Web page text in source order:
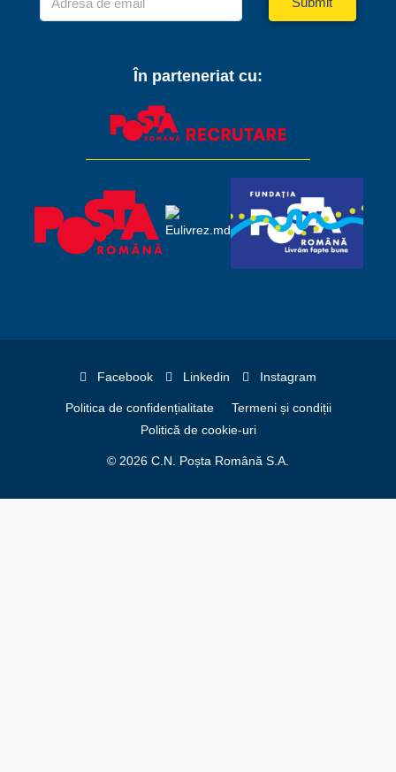
În parteneriat cu:
Facebook Linkedin Instagram
Politica de confidențialitate
Termeni și condiții
Politică de cookie-uri
© 2026 C.N. Poșta Română S.A.